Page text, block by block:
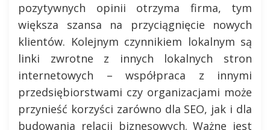
pozytywnych opinii otrzyma firma, tym
większa szansa na przyciągnięcie nowych
klientów. Kolejnym czynnikiem lokalnym są
linki zwrotne z innych lokalnych stron
internetowych – współpraca z innymi
przedsiębiorstwami czy organizacjami może
przynieść korzyści zarówno dla SEO, jak i dla
budowania relacji biznesowych. Ważne jest